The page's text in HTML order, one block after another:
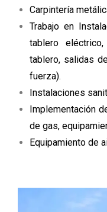
Carpintería
Trabajo en
tablero
tablero, salidas
fuerza).
Instalaciones
Implementación
de gas,
Equipamiento de